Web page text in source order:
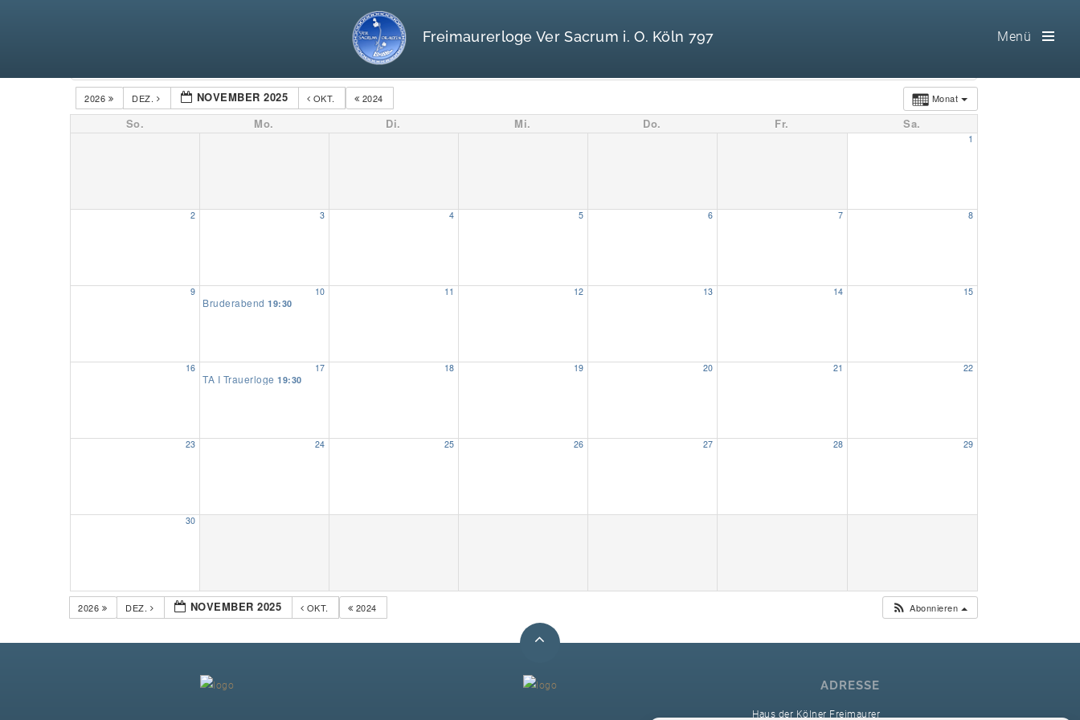
Freimaurerloge Ver Sacrum i. O. Köln 797 Menü
Monat
2024
OKT.
NOVEMBER 2025
DEZ.
2026
So. Mo. Di. Mi. Do. Fr. Sa.
1
2 3 4 5 6 7 8
9 10
Bruderabend 19:30
11 12 13 14 15
16 17
TA I Trauerloge 19:30
18 19 20 21 22
23 24 25 26 27 28 29
30
2024
OKT.
NOVEMBER 2025
DEZ.
2026 Abonnieren
ADRESSE
Haus der Kölner Freimaurer